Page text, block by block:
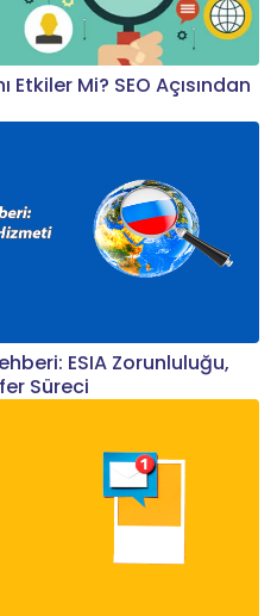
Etkiler Mi? SEO Açısından
ESIA Zorunluluğu,
Süreci